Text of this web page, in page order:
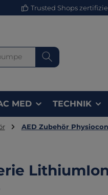
Trusted Shops
MED TECHNIK
AED Zubehör